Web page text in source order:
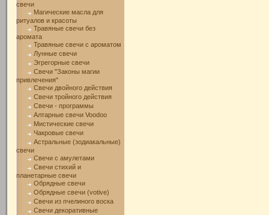
свечи
Магические масла для
ритуалов и красоты
Травяные свечи без
аромата
Травяные свечи с ароматом
Лунные свечи
Эгрегорные свечи
Свечи "Законы магии
привлечения"
Свечи двойного действия
Свечи тройного действия
Свечи - программы
Алтарные свечи Voodoo
Мистические свечи
Чакровые свечи
Астральные (зодиакальные)
свечи
Свечи с амулетами
Свечи стихий и
планетарные свечи
Обрядные свечи
Обрядные свечи (votive)
Свечи из пчелиного воска
Свечи декоративные